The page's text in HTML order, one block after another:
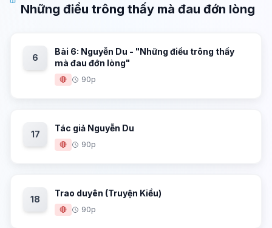
Những điều trông thấy mà đau đớn lòng
6
Bài 6: Nguyễn Du - "Những điều trông thấy
mà đau đớn lòng"
🔴 90p
17
Tác giả Nguyễn Du
🔴 90p
18
Trao duyên (Truyện Kiều)
🔴 90p